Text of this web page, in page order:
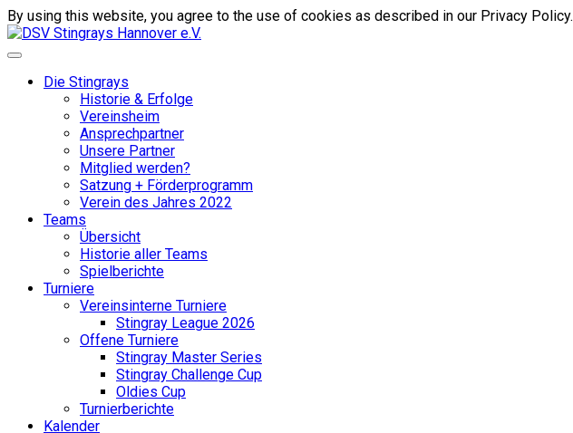
By using this website, you agree to the use of cookies as described in our Privacy Policy.
Die Stingrays
Historie & Erfolge
Vereinsheim
Ansprechpartner
Unsere Partner
Mitglied werden?
Satzung + Förderprogramm
Verein des Jahres 2022
Teams
Übersicht
Historie aller Teams
Spielberichte
Turniere
Vereinsinterne Turniere
Stingray League 2026
Offene Turniere
Stingray Master Series
Stingray Challenge Cup
Oldies Cup
Turnierberichte
Kalender